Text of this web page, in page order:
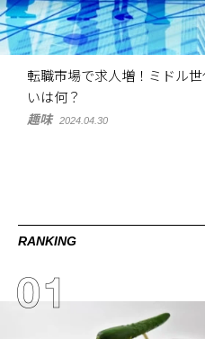
転職市場で求人増！ミドル
いは何？
趣味 2024.04.30
RANKING